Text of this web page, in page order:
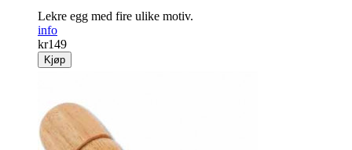
Lekre egg med fire ulike motiv.
info
kr149
Kjøp